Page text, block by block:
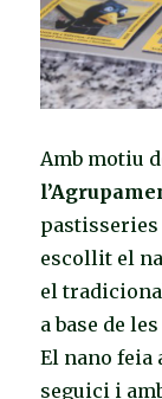
Amb motiu
pastisseries
escollit el
el
a base de
El nano feia
seguici i